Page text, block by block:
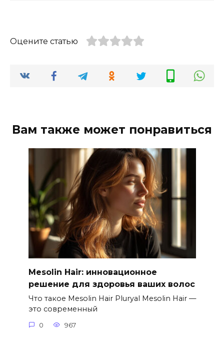
Оцените статью
Вам также может понравиться
Mesolin Hair: инновационное
решение для здоровья ваших волос
Что такое Mesolin Hair Pluryal Mesolin Hair —
это современный
0 967